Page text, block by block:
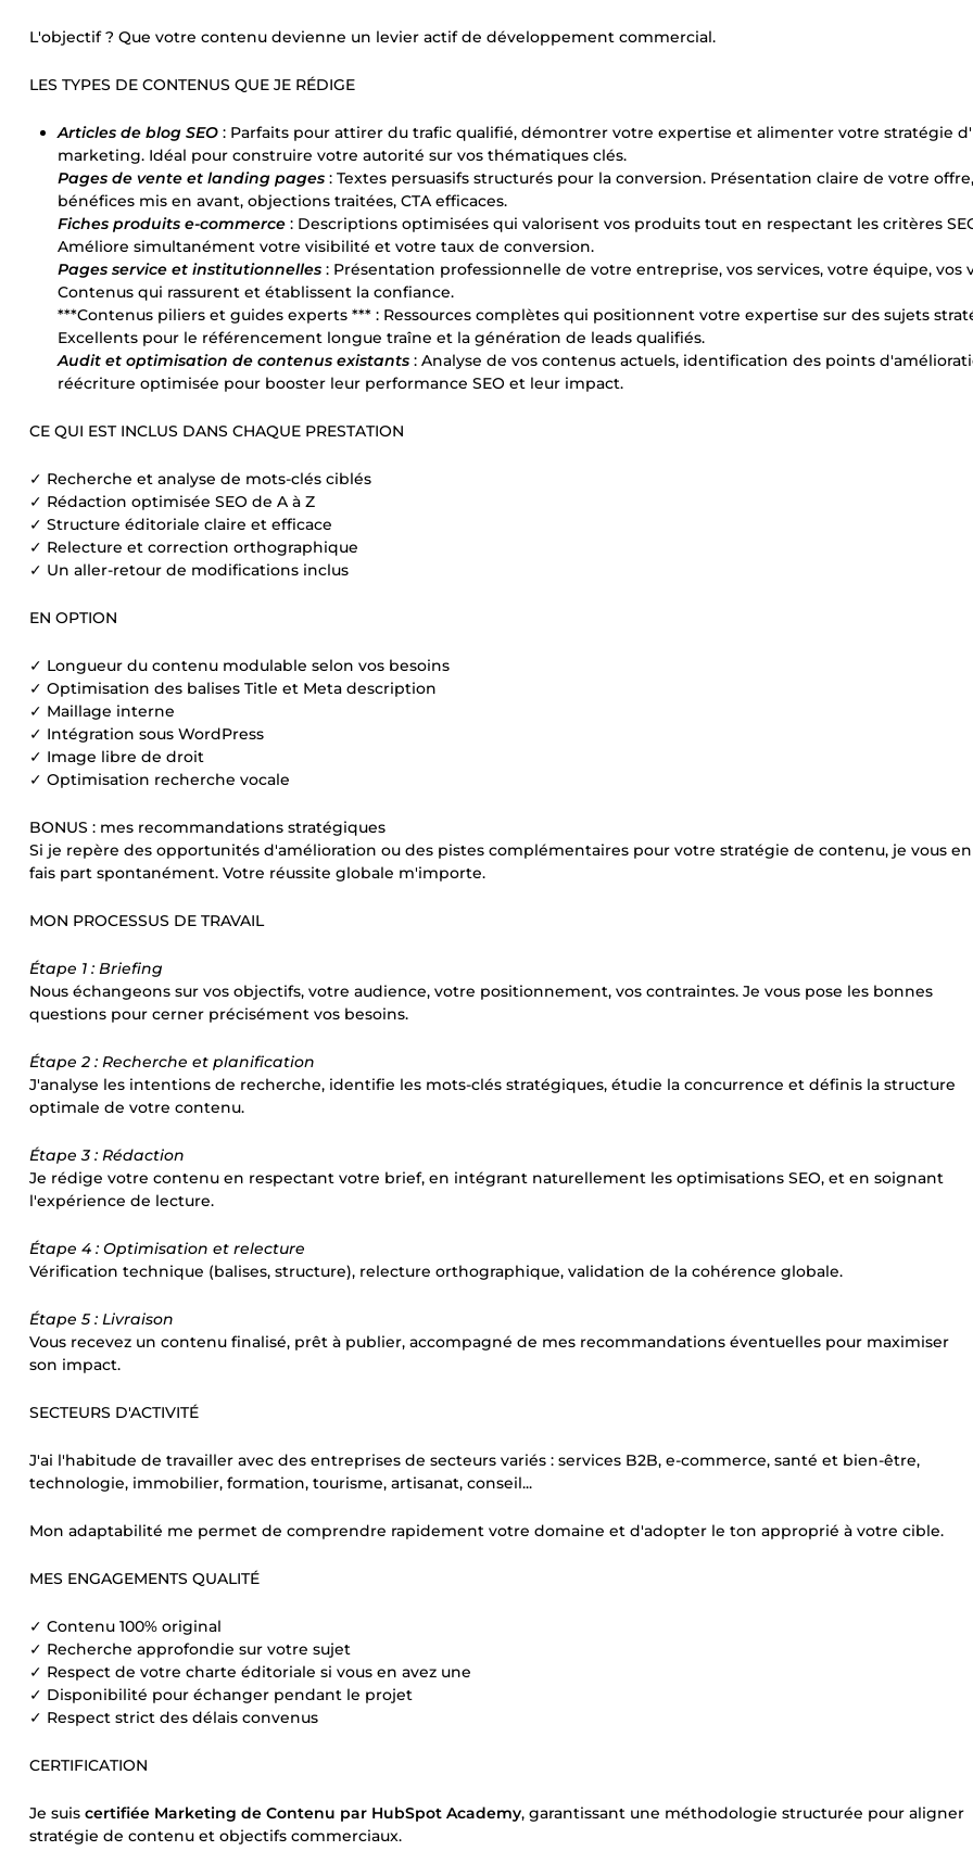
L'objectif ? Que votre contenu devienne un levier actif de développement commercial.
LES TYPES DE CONTENUS QUE JE RÉDIGE
Articles de blog SEO : Parfaits pour attirer du trafic qualifié, démontrer votre expertise et alimenter votre stratégie
marketing. Idéal pour construire votre autorité sur vos thématiques clés.
Pages de vente et landing pages : Textes persuasifs structurés pour la conversion. Présentation claire de votre offre,
bénéfices mis en avant, objections traitées, CTA efficaces.
Fiches produits e-commerce : Descriptions optimisées qui valorisent vos produits tout en respectant les critères
Améliore simultanément votre visibilité et votre taux de conversion.
Pages service et institutionnelles : Présentation professionnelle de votre entreprise, vos services, votre équipe, vos
Contenus qui rassurent et établissent la confiance.
***Contenus piliers et guides experts *** : Ressources complètes qui positionnent votre expertise sur des sujets
Excellents pour le référencement longue traîne et la génération de leads qualifiés.
Audit et optimisation de contenus existants : Analyse de vos contenus actuels, identification des points
réécriture optimisée pour booster leur performance SEO et leur impact.
CE QUI EST INCLUS DANS CHAQUE PRESTATION
✓ Recherche et analyse de mots-clés ciblés
✓ Rédaction optimisée SEO de A à Z
✓ Structure éditoriale claire et efficace
✓ Relecture et correction orthographique
✓ Un aller-retour de modifications inclus
EN OPTION
✓ Longueur du contenu modulable selon vos besoins
✓ Optimisation des balises Title et Meta description
✓ Maillage interne
✓ Intégration sous WordPress
✓ Image libre de droit
✓ Optimisation recherche vocale
BONUS : mes recommandations stratégiques
Si je repère des opportunités d'amélioration ou des pistes complémentaires pour votre stratégie de contenu, je vous en
fais part spontanément. Votre réussite globale m'importe.
MON PROCESSUS DE TRAVAIL
Étape 1 : Briefing
Nous échangeons sur vos objectifs, votre audience, votre positionnement, vos contraintes. Je vous pose les bonnes
questions pour cerner précisément vos besoins.
Étape 2 : Recherche et planification
J'analyse les intentions de recherche, identifie les mots-clés stratégiques, étudie la concurrence et définis la structure
optimale de votre contenu.
Étape 3 : Rédaction
Je rédige votre contenu en respectant votre brief, en intégrant naturellement les optimisations SEO, et en soignant
l'expérience de lecture.
Étape 4 : Optimisation et relecture
Vérification technique (balises, structure), relecture orthographique, validation de la cohérence globale.
Étape 5 : Livraison
Vous recevez un contenu finalisé, prêt à publier, accompagné de mes recommandations éventuelles pour maximiser
son impact.
SECTEURS D'ACTIVITÉ
J'ai l'habitude de travailler avec des entreprises de secteurs variés : services B2B, e-commerce, santé et bien-être,
technologie, immobilier, formation, tourisme, artisanat, conseil...
Mon adaptabilité me permet de comprendre rapidement votre domaine et d'adopter le ton approprié à votre cible.
MES ENGAGEMENTS QUALITÉ
✓ Contenu 100% original
✓ Recherche approfondie sur votre sujet
✓ Respect de votre charte éditoriale si vous en avez une
✓ Disponibilité pour échanger pendant le projet
✓ Respect strict des délais convenus
CERTIFICATION
Je suis certifiée Marketing de Contenu par HubSpot Academy, garantissant une méthodologie structurée pour aligner
stratégie de contenu et objectifs commerciaux.